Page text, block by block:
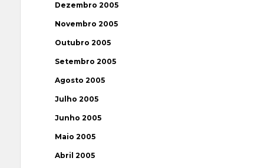
Dezembro 2005
Novembro 2005
Outubro 2005
Setembro 2005
Agosto 2005
Julho 2005
Junho 2005
Maio 2005
Abril 2005